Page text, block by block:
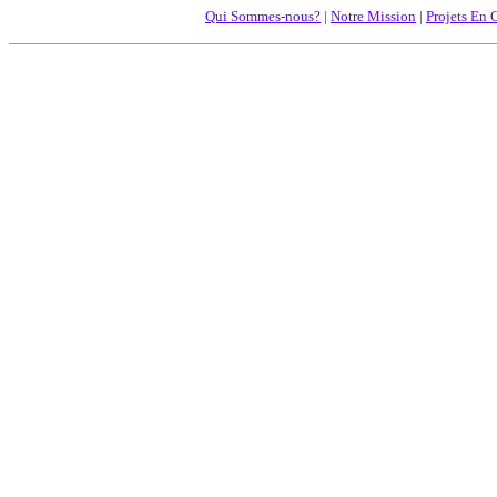
Qui Sommes-nous? | Notre Mission | Projets En